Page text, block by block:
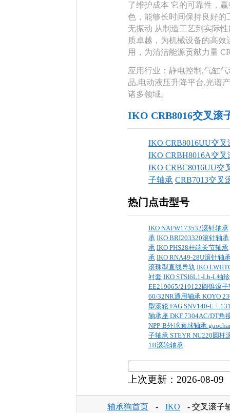
了维护成本 它的可靠性，
色，能够长时间保持良好
无振动 从制造工艺到实际
质卓越，为机械设备的高
用，为清洁能源贡献力量
应用行业：静电控制,气缸
品,电动液压升降平台,光谱
诸多领域。
IKO CRB8016交叉滚
IKO CRB8016UU交叉
IKO CRBH8016A交叉
IKO CRBC8016UU交
子轴承 CRB7013交叉
热门点击型号
IKO NAFW173532滚针轴承
承 IKO BRI203320滚针轴承
承 IKO PHS28杆端关节轴承
承 IKO RNA49-28U滚针轴
滚珠型直线导轨 IKO
衬套 IKO STSI6L1-Lb-L袖
EE219065/219122圆锥滚
60/32NR通用轴承 KOYO
型滚轮 FAG SNV140-L +
轴承座 DKF 7304AC/DT角
NPP-B外球面球轴承
子轴承 STEYR NU220圆柱
1B滚轮轴承
上次更新：2026-08-09
轴承狗首页 - IKO - 交叉滚子